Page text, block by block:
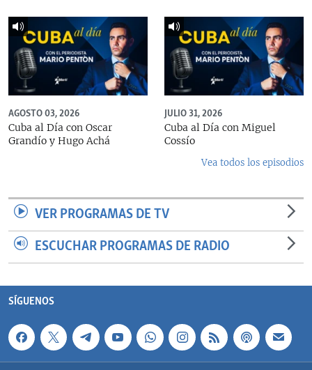
AGOSTO 03, 2026
Cuba al Día con Oscar
Grandío y Hugo Achá
JULIO 31, 2026
Cuba al Día con Miguel
Cossío
Vea todos los episodios
VER PROGRAMAS DE TV
ESCUCHAR PROGRAMAS DE RADIO
SÍGUENOS